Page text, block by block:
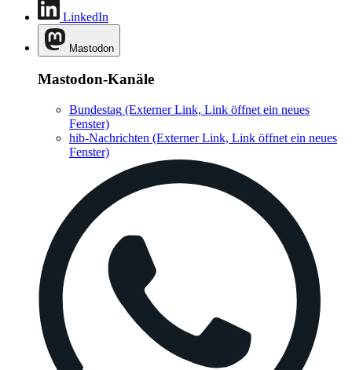
LinkedIn
Mastodon
Mastodon-Kanäle
Bundestag (Externer Link, Link öffnet ein neues
Fenster)
hib-Nachrichten (Externer Link, Link öffnet ein neues
Fenster)